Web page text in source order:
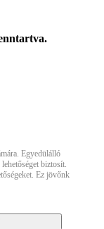
Egyedülálló
biztosít.
Ez jövőnk